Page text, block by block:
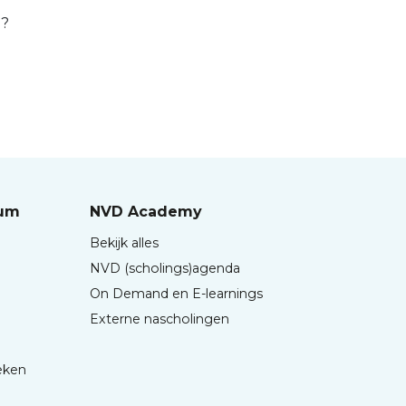
NVD Academy
Bekijk alles
NVD (scholings)agenda
On Demand en E-learnings
Externe nascholingen